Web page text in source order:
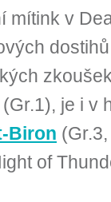
mítink v
je i v
Biron
of